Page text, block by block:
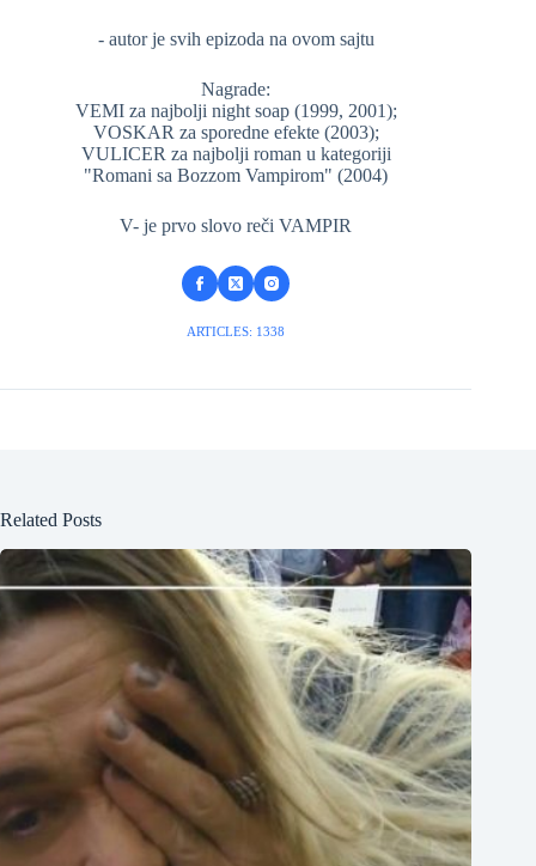
- autor je svih epizoda na ovom sajtu
Nagrade:
VEMI za najbolji night soap (1999, 2001);
VOSKAR za sporedne efekte (2003);
VULICER za najbolji roman u kategoriji
"Romani sa Bozzom Vampirom" (2004)
V- je prvo slovo reči VAMPIR
ARTICLES: 1338
Related Posts